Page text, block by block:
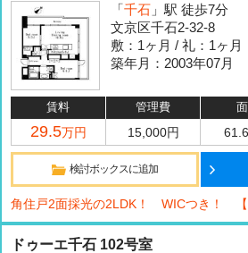
「 千石 」駅 徒歩7分
文京区千石2-32-8
敷：1ヶ月 / 礼：1ヶ月
築年月：2003年07月
賃料 管理費
29.5万円 15,000円
検討ボックスに追加
角住戸2面採光の2LDK！ WICつき！ 【
ドゥーエ千石 102号室